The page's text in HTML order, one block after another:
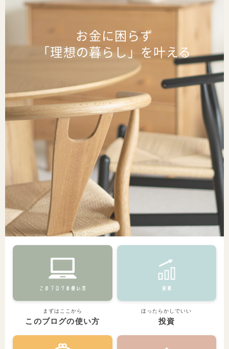
お金に困らず
「理想の暮らし」を叶える
まずはここから
このブログの使い方
ほったらかしでいい
投資